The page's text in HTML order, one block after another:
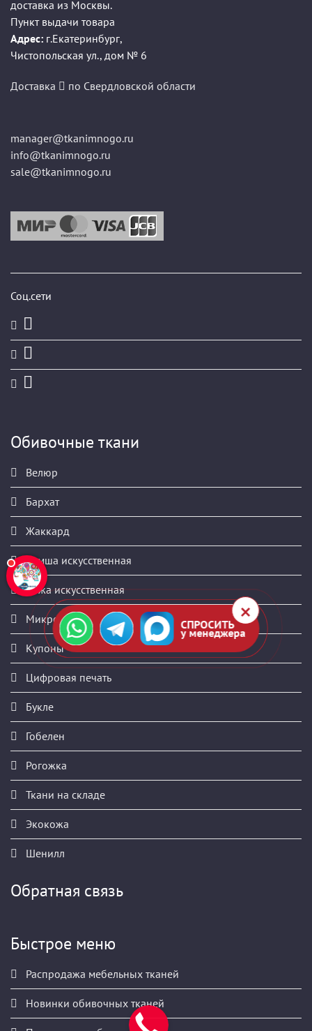
СПРОСИТЬ
у менеджера
доставка из Москвы.
Пункт выдачи товара
Адрес: г.Екатеринбург,
Чистопольская ул., дом № 6
Доставка по Свердловской области
manager@tkanimnogo.ru
info@tkanimnogo.ru
sale@tkanimnogo.ru
Соц.сети
Обивочные ткани
Велюр
Бархат
Жаккард
Замша искусственная
Кожа искусственная
Микровелюр
Купоны
Цифровая печать
Букле
Гобелен
Рогожка
Ткани на складе
Экокожа
Шенилл
Обратная связь
Быстрое меню
Распродажа мебельных тканей
Новинки обивочных тканей